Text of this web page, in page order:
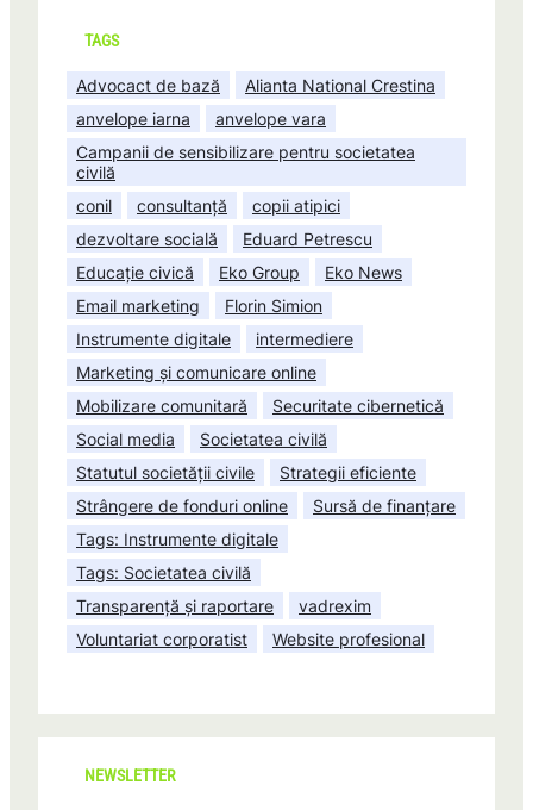
TAGS
Advocact de bază
Alianta National Crestina
anvelope iarna
anvelope vara
Campanii de sensibilizare pentru societatea
civilă
conil
consultanță
copii atipici
dezvoltare socială
Eduard Petrescu
Educație civică
Eko Group
Eko News
Email marketing
Florin Simion
Instrumente digitale
intermediere
Marketing și comunicare online
Mobilizare comunitară
Securitate cibernetică
Social media
Societatea civilă
Statutul societății civile
Strategii eficiente
Strângere de fonduri online
Sursă de finanțare
Tags: Instrumente digitale
Tags: Societatea civilă
Transparență și raportare
vadrexim
Voluntariat corporatist
Website profesional
NEWSLETTER